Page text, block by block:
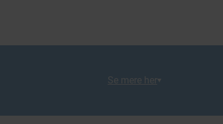
Se mere her